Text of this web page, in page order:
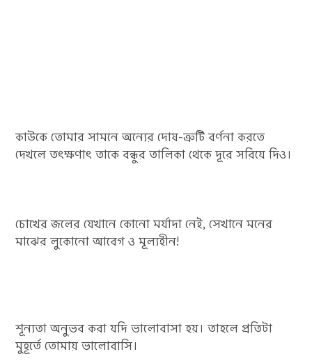
কাউকে তোমার সামনে অন্যের দোষ-ত্রুটি বর্ণনা করতে
দেখলে তৎক্ষণাৎ তাকে বন্ধুর তালিকা থেকে দূরে সরিয়ে দিও।
চোখের জলের যেখানে কোনো মর্যাদা নেই, সেখানে মনের
মাঝের লুকোনো আবেগ ও মূল্যহীন!
শূন্যতা অনুভব করা যদি ভালোবাসা হয়। তাহলে প্রতিটা
মুহূর্তে তোমায় ভালোবাসি।